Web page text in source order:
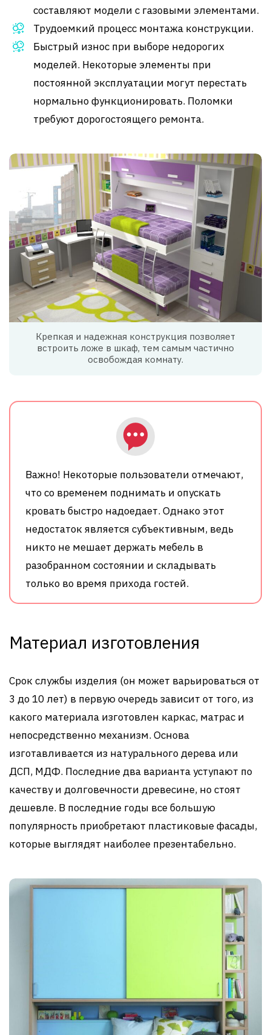
составляют модели с газовыми элементами.
Трудоемкий процесс монтажа конструкции.
Быстрый износ при выборе недорогих
моделей. Некоторые элементы при
постоянной эксплуатации могут перестать
нормально функционировать. Поломки
требуют дорогостоящего ремонта.
Крепкая и надежная конструкция позволяет
встроить ложе в шкаф, тем самым частично
освобождая комнату.
Важно! Некоторые пользователи отмечают,
что со временем поднимать и опускать
кровать быстро надоедает. Однако этот
недостаток является субъективным, ведь
никто не мешает держать мебель в
разобранном состоянии и складывать
только во время прихода гостей.
Материал изготовления
Срок службы изделия (он может варьироваться от
3 до 10 лет) в первую очередь зависит от того, из
какого материала изготовлен каркас, матрас и
непосредственно механизм. Основа
изготавливается из натурального дерева или
ДСП, МДФ. Последние два варианта уступают по
качеству и долговечности древесине, но стоят
дешевле. В последние годы все большую
популярность приобретают пластиковые фасады,
которые выглядят наиболее презентабельно.